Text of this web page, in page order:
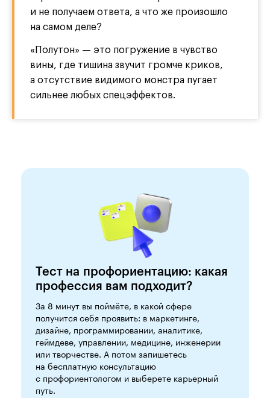
и не получаем ответа, а что же произошло
на самом деле?
«Полутон» — это погружение в чувство
вины, где тишина звучит громче криков,
а отсутствие видимого монстра пугает
сильнее любых спецэффектов.
Тест на профориентацию: какая
профессия вам подходит?
За 8 минут вы поймёте, в какой сфере
получится себя проявить: в маркетинге,
дизайне, программировании, аналитике,
геймдеве, управлении, медицине, инженерии
или творчестве. А потом запишетесь
на бесплатную консультацию
с профориентологом и выберете карьерный
путь.